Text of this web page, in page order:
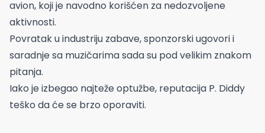
avion, koji je navodno korišćen za nedozvoljene
aktivnosti.
Povratak u industriju zabave, sponzorski ugovori i
saradnje sa muzičarima sada su pod velikim znakom
pitanja.
Iako je izbegao najteže optužbe, reputacija P. Diddy
teško da će se brzo oporaviti.